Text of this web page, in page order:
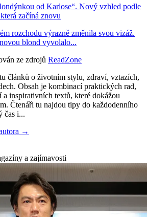
od Karlose“. Nový vzhled podle
začíná znovu
rozchodu výrazně změnila svou vizáž.
blond vyvolalo...
ze zdrojů ReadZone
článků o životním stylu, zdraví, vztazích,
Obsah je kombinací praktických rad,
a inspirativních textů, které dokážou
Čtenáři tu najdou tipy do každodenního
čas i...
→
a zajímavosti